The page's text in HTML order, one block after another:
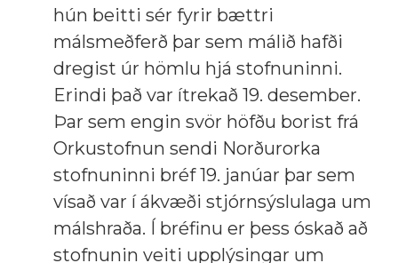
hún beitti sér fyrir bættri
málsmeðferð þar sem málið hafði
dregist úr hömlu hjá stofnuninni.
Erindi það var ítrekað 19. desember.
Þar sem engin svör höfðu borist frá
Orkustofnun sendi Norðurorka
stofnuninni bréf 19. janúar þar sem
vísað var í ákvæði stjórnsýslulaga um
málshraða. Í bréfinu er þess óskað að
stofnunin veiti upplýsingar um